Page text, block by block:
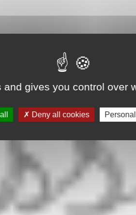
gives you control over
Deny all cookies